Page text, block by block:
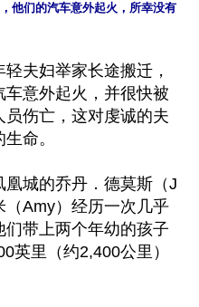
他们的汽车意外起火，所幸没有
轻夫妇举家长途搬迁，
意外起火，并很快被
伤亡，这对虔诚的夫
命。
城的乔丹．德莫斯（J
Amy）经历一次几乎
带上两个年幼的孩子
英里（约2,400公里）